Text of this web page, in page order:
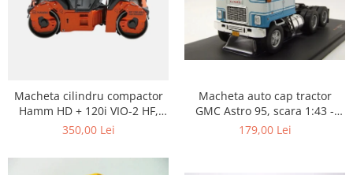
Macheta cilindru compactor
Hamm HD + 120i VIO-2 HF,
scara 1:50
350,00 Lei
Macheta auto cap tractor
GMC Astro 95, scara 1:43 -
Copie
179,00 Lei